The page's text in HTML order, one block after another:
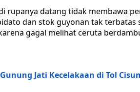
rupanya datang tidak membawa
dan stok guyonan tak
gagal melihat ceruta
Jati Kecelakaan di Tol